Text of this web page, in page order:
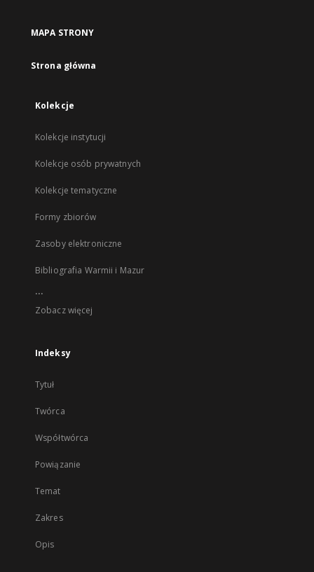
MAPA STRONY
Strona główna
Kolekcje
Kolekcje instytucji
Kolekcje osób prywatnych
Kolekcje tematyczne
Formy zbiorów
Zasoby elektroniczne
Bibliografia Warmii i Mazur
...
Zobacz więcej
Indeksy
Tytuł
Twórca
Współtwórca
Powiązanie
Temat
Zakres
Opis